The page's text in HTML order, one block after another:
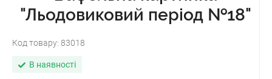
"Льодовиковий період №18"
Код товару: 83018
В наявності